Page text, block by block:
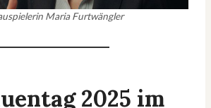
Maria Furtwängler
2025 im